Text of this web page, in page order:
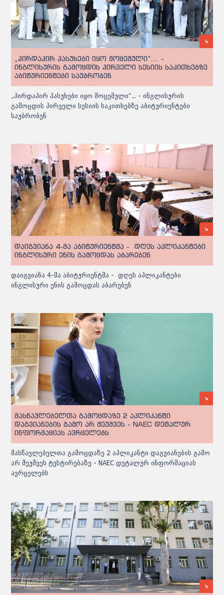
„პირდაპირ პასუხები იყო მოცემული“... -
ინგლისურის გამოცდის პირველი სესიის საკითხებზე
აბიტურიენტები საუბრობენ
„პირდაპირ პასუხები იყო მოცემული“... - ინგლისურის
გამოცდის პირველი სესიის საკითხებზე აბიტურიენტები
საუბრობენ
დაიგვიანა 4-მა აბიტურიენტმა - დღეს აპლიკანტები
ინგლისური ენის გამოცდას აბარებენ
დაიგვიანა 4-მა აბიტურიენტმა - დღეს აპლიკანტები
ინგლისური ენის გამოცდას აბარებენ
მასწავლებელთა გამოცდაზე 2 აპლიკანტი
დაგვიანების გამო არ შეუშვეს - NAEC დეტალურ
ინფორმაციას ავრცელებს
მასწავლებელთა გამოცდაზე 2 აპლიკანტი დაგვიანების გამო
არ შეუშვეს ტესტირებაზე - NAEC დეტალურ ინფორმაციას
ავრცელებს